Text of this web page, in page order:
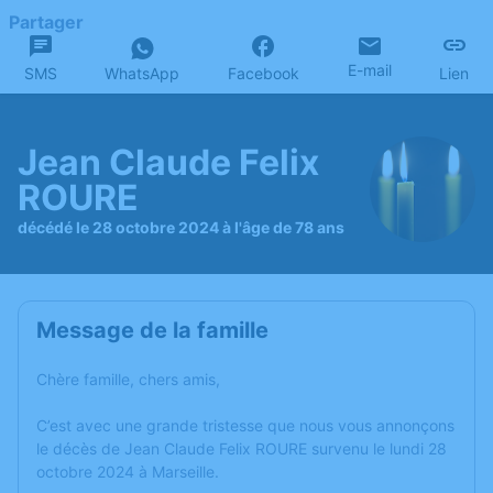
Partager
SMS WhatsApp Facebook E-mail Lien
Jean Claude Felix
ROURE
décédé le 28 octobre 2024 à l'âge de 78 ans
Message de la famille
Chère famille, chers amis,
C’est avec une grande tristesse que nous vous annonçons
le décès de Jean Claude Felix ROURE survenu le lundi 28
octobre 2024 à Marseille.